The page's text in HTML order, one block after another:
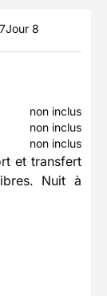
Jour 8
non inclus
non inclus
non inclus
et transfert
Nuit à